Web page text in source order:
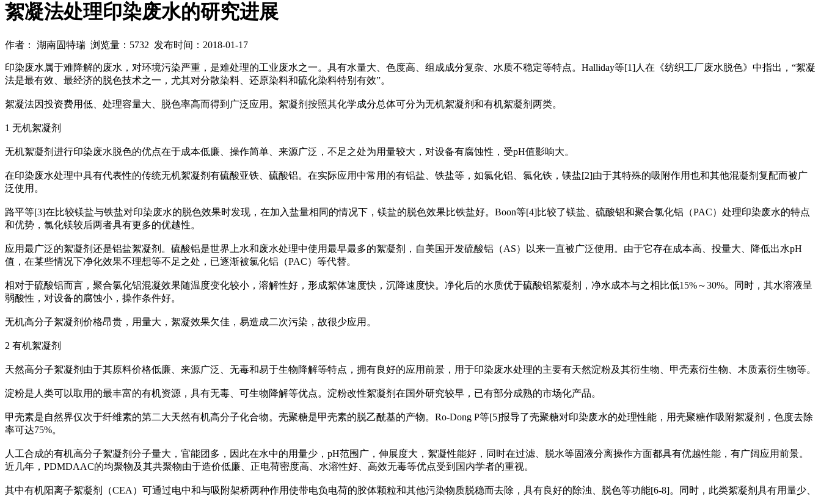
絮凝法处理印染废水的研究进展
作者： 湖南固特瑞 浏览量：5732 发布时间：2018-01-17
印染废水属于难降解的废水，对环境污染严重，是难处理的工业废水之一。具有水量大、色度高、组成成分复杂、水质不稳定等特点。Halliday等[1]人在《纺织工厂废水脱色》中指出，“絮凝
法是最有效、最经济的脱色技术之一，尤其对分散染料、还原染料和硫化染料特别有效”。
絮凝法因投资费用低、处理容量大、脱色率高而得到广泛应用。絮凝剂按照其化学成分总体可分为无机絮凝剂和有机絮凝剂两类。
1 无机絮凝剂
无机絮凝剂进行印染废水脱色的优点在于成本低廉、操作简单、来源广泛，不足之处为用量较大，对设备有腐蚀性，受pH值影响大。
在印染废水处理中具有代表性的传统无机絮凝剂有硫酸亚铁、硫酸铝。在实际应用中常用的有铝盐、铁盐等，如氯化铝、氯化铁，镁盐[2]由于其特殊的吸附作用也和其他混凝剂复配而被广
泛使用。
路平等[3]在比较镁盐与铁盐对印染废水的脱色效果时发现，在加入盐量相同的情况下，镁盐的脱色效果比铁盐好。Boon等[4]比较了镁盐、硫酸铝和聚合氯化铝（PAC）处理印染废水的特点
和优势，氯化镁较后两者具有更多的优越性。
应用最广泛的絮凝剂还是铝盐絮凝剂。硫酸铝是世界上水和废水处理中使用最早最多的絮凝剂，自美国开发硫酸铝（AS）以来一直被广泛使用。由于它存在成本高、投量大、降低出水pH
值，在某些情况下净化效果不理想等不足之处，已逐渐被氯化铝（PAC）等代替。
相对于硫酸铝而言，聚合氯化铝混凝效果随温度变化较小，溶解性好，形成絮体速度快，沉降速度快。净化后的水质优于硫酸铝絮凝剂，净水成本与之相比低15%～30%。同时，其水溶液呈
弱酸性，对设备的腐蚀小，操作条件好。
无机高分子絮凝剂价格昂贵，用量大，絮凝效果欠佳，易造成二次污染，故很少应用。
2 有机絮凝剂
天然高分子絮凝剂由于其原料价格低廉、来源广泛、无毒和易于生物降解等特点，拥有良好的应用前景，用于印染废水处理的主要有天然淀粉及其衍生物、甲壳素衍生物、木质素衍生物等。
淀粉是人类可以取用的最丰富的有机资源，具有无毒、可生物降解等优点。淀粉改性絮凝剂在国外研究较早，已有部分成熟的市场化产品。
甲壳素是自然界仅次于纤维素的第二大天然有机高分子化合物。壳聚糖是甲壳素的脱乙酰基的产物。Ro-Dong P等[5]报导了壳聚糖对印染废水的处理性能，用壳聚糖作吸附絮凝剂，色度去除
率可达75%。
人工合成的有机高分子絮凝剂分子量大，官能团多，因此在水中的用量少，pH范围广，伸展度大，絮凝性能好，同时在过滤、脱水等固液分离操作方面都具有优越性能，有广阔应用前景。
近几年，PDMDAAC的均聚物及其共聚物由于造价低廉、正电荷密度高、水溶性好、高效无毒等优点受到国内学者的重视。
其中有机阳离子絮凝剂（CEA）可通过电中和与吸附架桥两种作用使带电负电荷的胶体颗粒和其他污染物质脱稳而去除，具有良好的除浊、脱色等功能[6-8]。同时，此类絮凝剂具有用量少、